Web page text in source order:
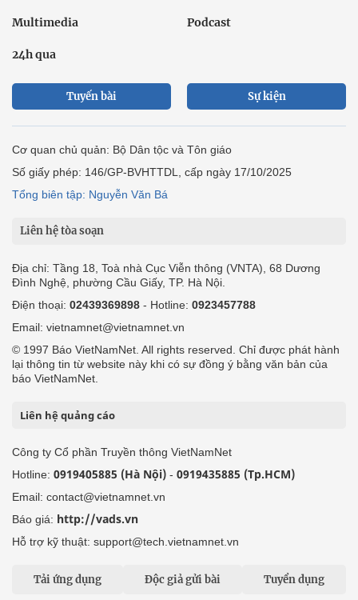
Multimedia Podcast
24h qua
Tuyến bài Sự kiện
Cơ quan chủ quản: Bộ Dân tộc và Tôn giáo
Số giấy phép: 146/GP-BVHTTDL, cấp ngày 17/10/2025
Tổng biên tập: Nguyễn Văn Bá
Liên hệ tòa soạn
Địa chỉ: Tầng 18, Toà nhà Cục Viễn thông (VNTA), 68 Dương
Đình Nghệ, phường Cầu Giấy, TP. Hà Nội.
Điện thoại: 02439369898 - Hotline: 0923457788
Email: vietnamnet@vietnamnet.vn
© 1997 Báo VietNamNet. All rights reserved. Chỉ được phát hành
lại thông tin từ website này khi có sự đồng ý bằng văn bản của
báo VietNamNet.
Liên hệ quảng cáo
Công ty Cổ phần Truyền thông VietNamNet
Hotline: 0919405885 (Hà Nội) - 0919435885 (Tp.HCM)
Email: contact@vietnamnet.vn
Báo giá: http://vads.vn
Hỗ trợ kỹ thuật: support@tech.vietnamnet.vn
Tải ứng dụng Độc giả gửi bài Tuyển dụng